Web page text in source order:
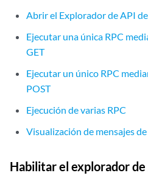
Abrir el Explorador de API de
Ejecutar una única RPC
GET
Ejecutar un único RPC
POST
Ejecución de varias RPC
Visualización de mensajes
Habilitar el explorador de